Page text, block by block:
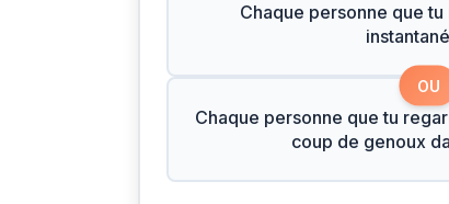
Chaque personne que
OU
Chaque personne que tu
coup de genoux